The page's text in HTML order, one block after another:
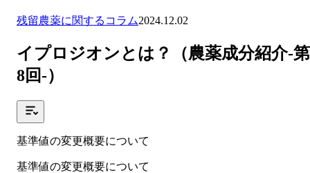
残留農薬に関するコラム2024.12.02
イプロジオンとは？（農薬成分紹介-第
8回-）
基準値の変更概要について
基準値の変更概要について